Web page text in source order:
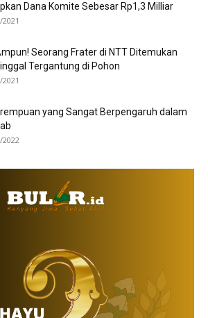
Dana Komite Sebesar Rp1,3 Milliar
Seorang Frater di NTT Ditemukan
Tergantung di Pohon
yang Sangat Berpengaruh dalam
2022